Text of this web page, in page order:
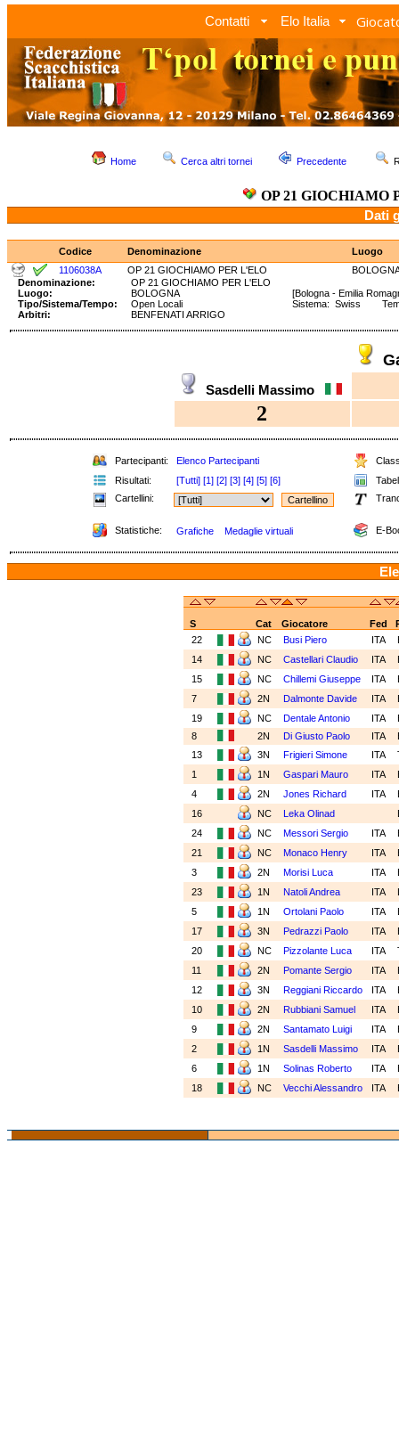
Contatti Elo Italia
Home Cerca altri tornei Precedente
OP 21 GIOCHIAMO
Dati
Codice Denominazione
Luogo
1106038A
OP 21 GIOCHIAMO PER L'ELO
Denominazione:
OP 21 GIOCHIAMO PER L'ELO
Luogo:
BOLOGNA
[Bologna - Emilia
Tipo/Sistema/Tempo:
Open Locali
Sistema: Swiss
Arbitri:
BENFENATI ARRIGO
Sasdelli Massimo
2
Partecipanti: Elenco Partecipanti
Risultati:
[Tutti] [1] [2] [3] [4] [5] [6]
Cartellini:
Statistiche: Grafiche Medaglie virtuali E-
S Cat Giocatore Fed
22
NC Busi Piero ITA
14
NC Castellari Claudio ITA
15
NC Chillemi Giuseppe ITA
7
2N Dalmonte Davide ITA
19
NC Dentale Antonio ITA
8
2N Di Giusto Paolo ITA
13
3N Frigieri Simone ITA
1
1N Gaspari Mauro ITA
4
2N Jones Richard ITA
16
NC Leka Olinad
24
NC Messori Sergio ITA
21
NC Monaco Henry ITA
3
2N Morisi Luca ITA
23
1N Natoli Andrea ITA
5
1N Ortolani Paolo ITA
17
3N Pedrazzi Paolo ITA
20
NC Pizzolante Luca ITA
11
2N Pomante Sergio ITA
12
3N Reggiani Riccardo ITA
10
2N Rubbiani Samuel ITA
9
2N Santamato Luigi ITA
2
1N Sasdelli Massimo ITA
6
1N Solinas Roberto ITA
18
NC Vecchi Alessandro ITA